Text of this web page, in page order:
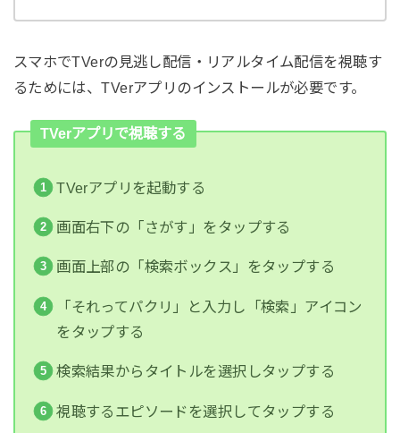
スマホでTVerの見逃し配信・リアルタイム配信を視聴す
るためには、TVerアプリのインストールが必要です。
TVerアプリで視聴する
TVerアプリを起動する
画面右下の「さがす」をタップする
画面上部の「検索ボックス」をタップする
「それってパクリ」と入力し「検索」アイコン
をタップする
検索結果からタイトルを選択しタップする
視聴するエピソードを選択してタップする